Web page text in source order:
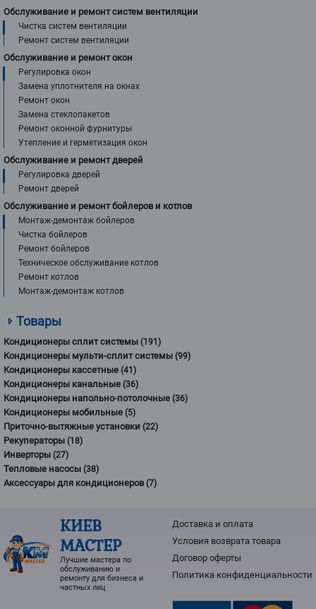
Обслуживание и ремонт систем вентиляции
Чистка систем вентиляции
Ремонт систем вентиляции
Обслуживание и ремонт окон
Регулировка окон
Замена уплотнителя на окнах
Ремонт окон
Замена стеклопакетов
Ремонт оконной фурнитуры
Утепление и герметизация окон
Обслуживание и ремонт дверей
Регулировка дверей
Ремонт дверей
Обслуживание и ремонт бойлеров и котлов
Монтаж-демонтаж бойлеров
Чистка бойлеров
Ремонт бойлеров
Техническое обслуживание котлов
Ремонт котлов
Монтаж-демонтаж котлов
Товары
Кондиционеры сплит системы (191)
Кондиционеры мульти-сплит системы (99)
Кондиционеры кассетные (41)
Кондиционеры канальные (36)
Кондиционеры напольно-потолочные (36)
Кондиционеры мобильные (5)
Приточно-вытяжные установки (22)
Рекуператоры (18)
Инверторы (27)
Тепловые насосы (38)
Аксессуары для кондиционеров(7)
КИЕВ
МАСТЕР
Лучшие мастера по
обслуживанию и
ремонту для бизнеса и
частных лиц
Доставка и оплата
Условия возврата товарa
Договор оферты
Политика конфиденциальности